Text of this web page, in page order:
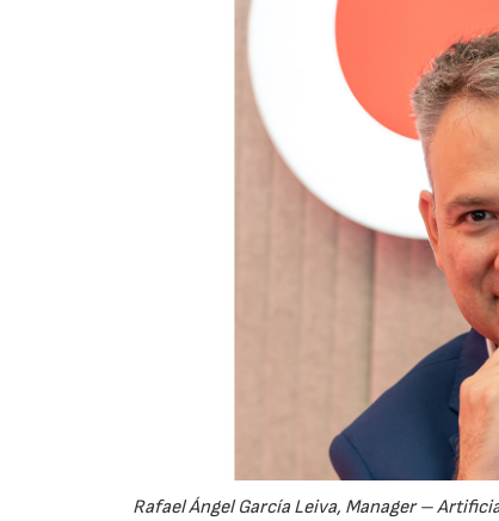
Rafael Ángel García Leiva, Manager –